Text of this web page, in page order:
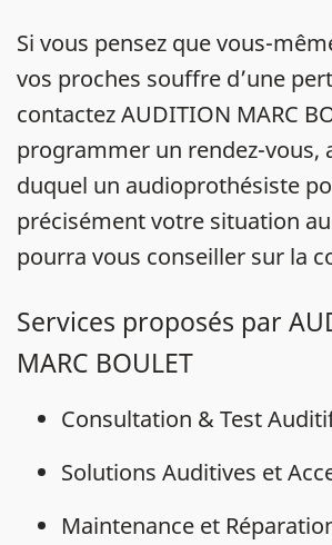
Si vous pensez que vous-
vos proches souffre d’une
contactez AUDITION MARC
programmer un rendez-vous,
duquel un audioprothésiste
précisément votre situation
pourra vous conseiller sur la
Services proposés par
MARC BOULET
Consultation & Test
Solutions Auditives et
Maintenance et